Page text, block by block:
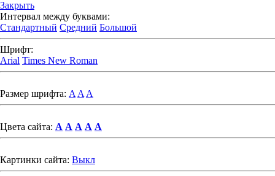
Закрыть
Интервал между буквами:
Стандартный Средний Большой
Шрифт:
Arial Times New Roman
Размер шрифта: A A A
Цвета сайта: A A A A A
Картинки сайта: Выкл